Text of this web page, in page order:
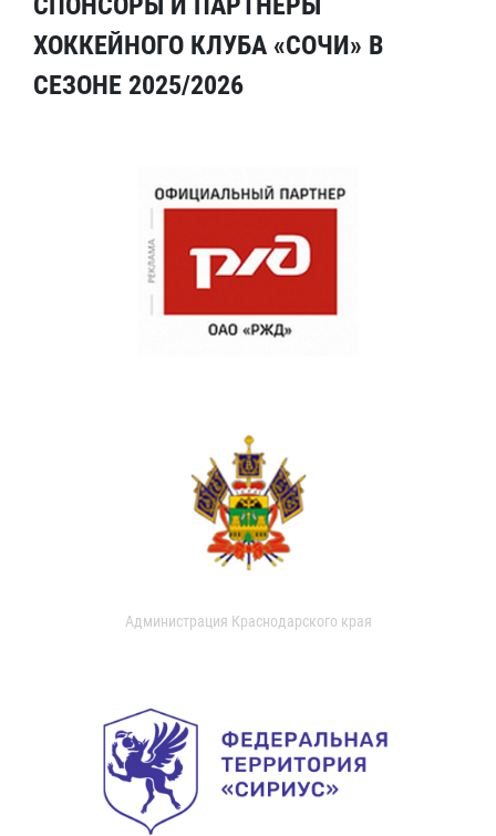
ХОККЕЙНОГО КЛУБА «СОЧИ» В
СЕЗОНЕ 2025/2026
Администрация Краснодарского края